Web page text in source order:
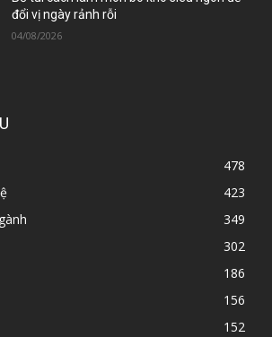
đổi vị ngày rảnh rỗi
04/08/2026
478
423
349
302
186
156
152